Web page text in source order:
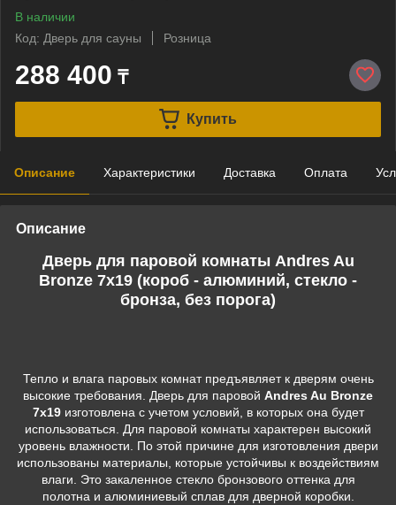
В наличии
Код: Дверь для сауны
Розница
288 400 ₸
Купить
Описание Характеристики Доставка Оплата
Описание
Дверь для паровой комнаты Andres Au
Bronze 7х19 (короб - алюминий, стекло -
бронза, без порога)
Тепло и влага паровых комнат предъявляет к дверям очень
высокие требования. Дверь для паровой Andres Au Bronze
7х19изготовлена с учетом условий, в которых она будет
использоваться. Для паровой комнаты характерен высокий
уровень влажности. По этой причине для изготовления двери
использованы материалы, которые устойчивы к воздействиям
влаги. Это закаленное стекло бронзового оттенка для
полотна и алюминиевый сплав для дверной коробки.